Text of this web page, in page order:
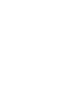
la gaine protectrice
améliorer le confort
pour une ouverture